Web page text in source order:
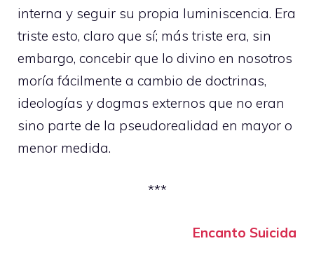
interna y seguir su propia luminiscencia. Era
triste esto, claro que sí; más triste era, sin
embargo, concebir que lo divino en nosotros
moría fácilmente a cambio de doctrinas,
ideologías y dogmas externos que no eran
sino parte de la pseudorealidad en mayor o
menor medida.
***
Encanto Suicida